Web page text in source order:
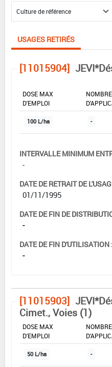
USAGES RETIRÉS
[11015904]
DOSE MAX
D'EMPLOI
100 L/ha -
INTERVALLE MINIMUM
-
DATE DE RETRAIT DE
01/11/1995
DATE DE FIN DE
-
DATE DE FIN D'UTILISATION :
-
[11015903]
Cimet., Voies (1)
DOSE MAX
D'EMPLOI
50 L/ha -